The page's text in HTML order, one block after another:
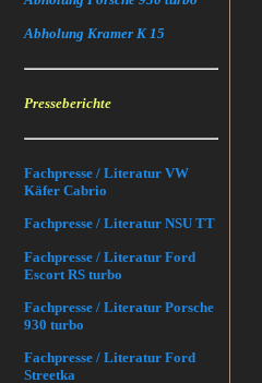
Abholung Kramer K 15
Presseberichte
Fachpresse / Literatur VW
Käfer Cabrio
Fachpresse / Literatur NSU TT
Fachpresse / Literatur Ford
Escort RS turbo
Fachpresse / Literatur Porsche
930 turbo
Fachpresse / Literatur Ford
Streetka